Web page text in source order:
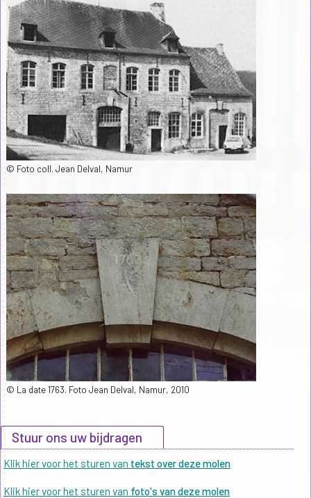
© Foto coll. Jean Delval, Namur
© La date 1763. Foto Jean Delval, Namur, 2010
Stuur ons uw bijdragen
Klik hier voor het sturen van tekst over deze molen
Klik hier voor het sturen van foto's van deze molen